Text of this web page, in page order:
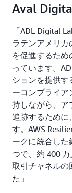
Aval
「ADL Digital
ラテンアメリ
を促進するた
っています。
ションを提供
ーコンプライ
持しながら、ア
追跡するために
す。AWS
ークに統合し
つで、約 400
取引チャネルの
た」